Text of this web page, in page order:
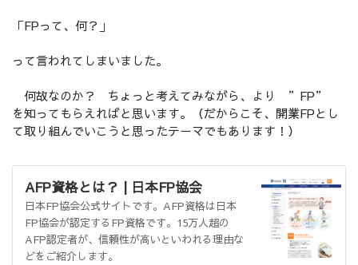
「FPって、何？」
って言われてしまいました。
何故なのか？ ちょっと考えてみながら、より ”FP”
を知ってもらえればと思います。（だからこそ、開業FPとし
て取り組んでいこうと思ったテーマでもあります！）
AFP資格とは？ | 日本FP協会
日本FP協会公式サイトです。AFP資格は日本
FP協会が認定するFP資格です。15万人超の
AFP認定者が、信頼性が高いといわれる理由な
どをご紹介します。